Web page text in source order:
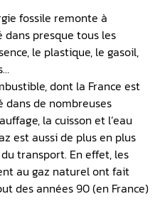
fossile remonte à
dans presque tous les
le plastique, le gasoil,
dont la France est
dans de nombreuses
la cuisson et l’eau
est aussi de plus en plus
transport. En effet, les
au gaz naturel ont fait
des années 90 (en France)